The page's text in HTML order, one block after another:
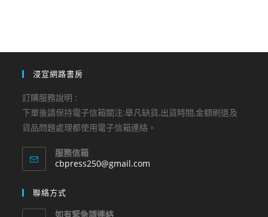
浸宣網路書房
訂購服務說明 :
下單後請保持電子信箱關注:舉凡缺貨,出貨時間,金額刷退及
貨品問題處理都使用電子信箱連絡。
服務信箱
cbpress250@gmail.com
聯絡方式
如有緊急請連絡